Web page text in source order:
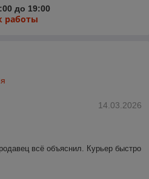
до 19:00
работы
14.03.2026
всё объяснил. Курьер быстро